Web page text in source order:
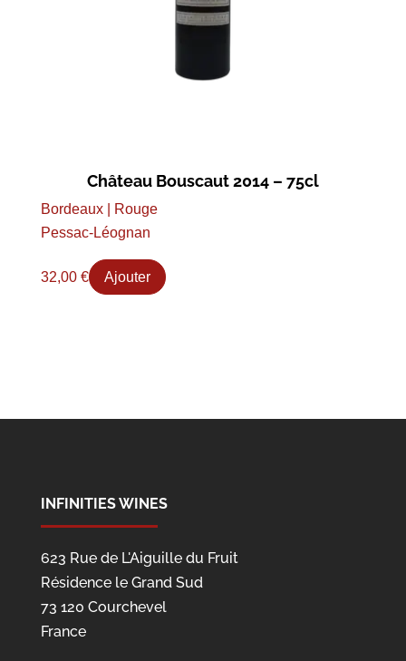
Château Bouscaut 2014 – 75cl
Bordeaux | Rouge
Pessac-Léognan
32,00 € Ajouter
INFINITIES WINES
623 Rue de L'Aiguille du Fruit
Résidence le Grand Sud
73 120 Courchevel
France